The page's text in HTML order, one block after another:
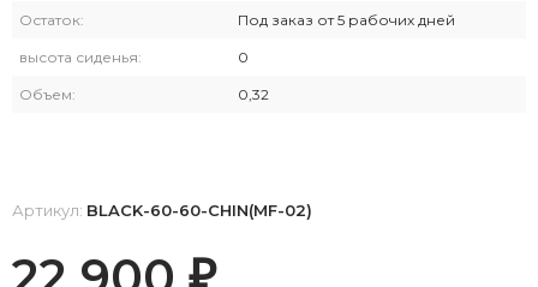
Остаток: Под заказ от 5 рабочих дней
высота сиденья: 0
Объем: 0,32
Артикул: BLACK-60-60-CHIN(MF-02)
₽